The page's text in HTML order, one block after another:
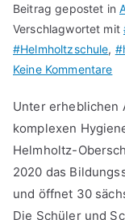
Beitrag gepostet in
Verschlagwortet mit
#Helmholtzschule,
Keine Kommentarezu
3.
Unter erheblichen
komplexen
Helmholtz-
2020 das
und öffnet 30
Die Schüler und